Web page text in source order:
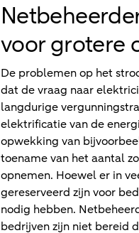
voor grotere
De problemen op het
dat de vraag naar
langdurige
elektrificatie van de
opwekking van
toename van het aantal
opnemen. Hoewel er in
gereserveerd zijn voor
nodig hebben.
bedrijven zijn niet bereid